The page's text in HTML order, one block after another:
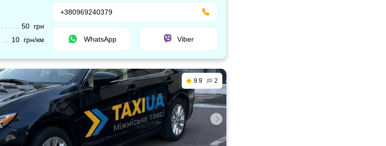
50 грн
10 грн/км
+380969240379
WhatsApp Viber
9.9 2